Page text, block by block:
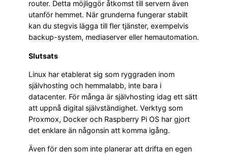
router. Detta möjliggör åtkomst till servern även
utanför hemmet. När grunderna fungerar stabilt
kan du stegvis lägga till fler tjänster, exempelvis
backup-system, mediaserver eller hemautomation.
Slutsats
Linux har etablerat sig som ryggraden inom
självhosting och hemmalabb, inte bara i
datacenter. För många är självhosting idag ett sätt
att uppnå digital självständighet. Verktyg som
Proxmox, Docker och Raspberry Pi OS har gjort
det enklare än någonsin att komma igång.
Även för den som inte planerar att drifta en egen